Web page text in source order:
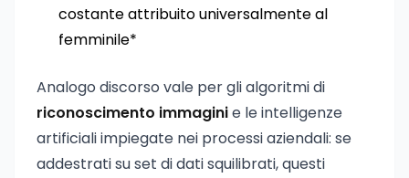
costante attribuito universalmente al
femminile*
Analogo discorso vale per gli algoritmi di
riconoscimento immaginie le intelligenze
artificiali impiegate nei processi aziendali: se
addestrati su set di dati squilibrati, questi